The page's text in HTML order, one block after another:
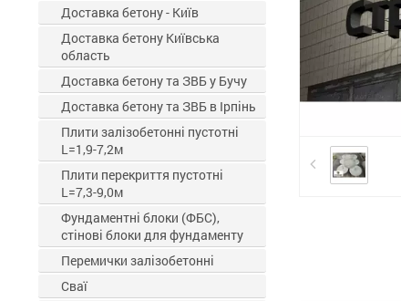
Доставка бетону - Київ
Доставка бетону Київська
область
Доставка бетону та ЗВБ у Бучу
Доставка бетону та ЗВБ в Ірпінь
Плити залізобетонні пустотні
L=1,9-7,2м
Плити перекриття пустотні
L=7,3-9,0м
Фундаментні блоки (ФБС),
стінові блоки для фундаменту
Перемички залізобетонні
Сваї